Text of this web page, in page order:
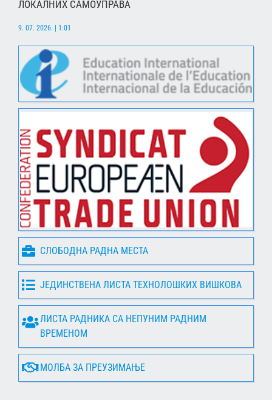
ЛОКАЛНИХ САМОУПРАВА
9. 07. 2026. | 1:01
СЛОБОДНА РАДНА МЕСТА
ЈЕДИНСТВЕНА ЛИСТА ТЕХНОЛОШКИХ ВИШКОВА
ЛИСТА РАДНИКА СА НЕПУНИМ РАДНИМ
ВРЕМЕНОМ
МОЛБА ЗА ПРЕУЗИМАЊЕ